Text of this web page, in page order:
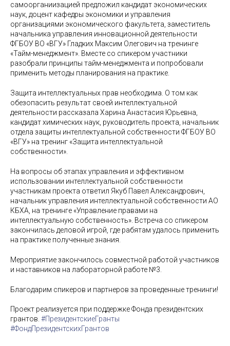
самоорганиизацией предложил кандидат экономических
наук, доцент кафедры экономики и управления
организациями экономического факультета, заместитель
начальника управления инновационной деятельности
ФГБОУ ВО «ВГУ» Гладких Максим Олегович на тренинге
«Тайм-менеджмент». Вместе со спикером участники
разобрали принципы тайм-менеджмента и попробовали
применить методы планирования на практике.
Защита интеллектуальных прав необходима. О том как
обезопасить результат своей интеллектуальной
деятельности рассказала Харина Анастасия Юрьевна,
кандидат химических наук, руководитель проекта, начальник
отдела защиты интеллектуальной собственности ФГБОУ ВО
«ВГУ» на тренинг «Защита интеллектуальной
собственности».
На вопросы об этапах управления и эффективном
использовании интеллектуальной собственности
участникам проекта ответил Якуб Павел Александрович,
начальник управления интеллектуальной собственности АО
КБХА, на тренинге «Управление правами на
интеллектуальную собственность». Встреча со спикером
закончилась деловой игрой, где рабятам удалось применить
на практике полученные знания.
Мероприятие закончилось совместной работой участников
и наставников на лабораторной работе №3.
Благодарим спикеров и партнеров за проведенные тренинги!
Проект реализуется при поддержке Фонда президентских
грантов. #ПрезидентскиеГранты
#ФондПрезидентскихГрантов